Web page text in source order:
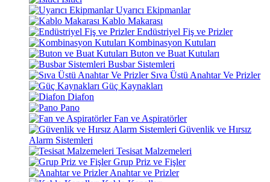
Uyarıcı Ekipmanlar
Kablo Makarası
Endüstriyel Fiş ve Prizler
Kombinasyon Kutuları
Buton ve Buat Kutuları
Busbar Sistemleri
Sıva Üstü Anahtar Ve Prizler
Güç Kaynakları
Diafon
Pano
Fan ve Aspiratörler
Güvenlik ve Hırsız
Alarm Sistemleri
Tesisat Malzemeleri
Grup Priz ve Fişler
Anahtar ve Prizler